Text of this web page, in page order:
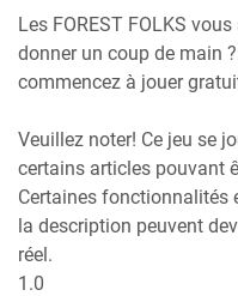
Les FOREST FOLKS
donner un coup de main
commencez à jouer
Veuillez noter! Ce jeu se
certains articles pouvant
Certaines fonctionnalités
la description peuvent
réel.
1.0